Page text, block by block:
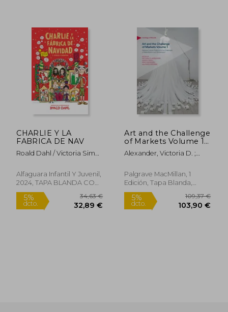
dcto. dcto. 89,05
CHARLIE Y LA
FABRICA DE NAV
Roald Dahl / Victoria Simó
Cros / Amaya Zorriqueta
Ruiz
Alfaguara Infantil Y Juvenil,
2024, TAPA BLANDA CON
SOLAPA, Nuevo
Art and the Challenge
of Markets Volume 1:
National Cultural
Politics and the
Marketization and
Globalization (en
Alexander, Victoria D. ;
Simo
Palgrave MacMillan, 1
Edición, Tapa Blanda,
Nuevo